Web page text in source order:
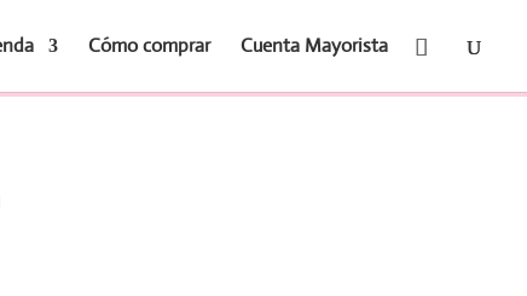
Cómo comprar Cuenta Mayorista